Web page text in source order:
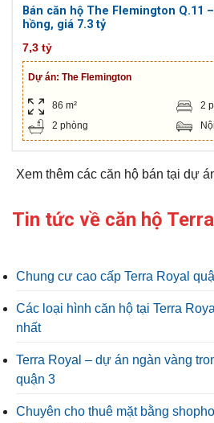
Bán căn hộ The Flemington Q.11
hồng, giá 7.3 tỷ
7,3 tỷ
Dự án: The Flemington
86 m²
2
2 phòng
Xem thêm các căn hộ bán tại dự
Tin tức về căn hộ Terra
Chung cư cao cấp Terra Royal
Các loại hình căn hộ tại Terra
nhất
Terra Royal – dự án ngàn vàng
quận 3
Chuyên cho thuê mặt bằng